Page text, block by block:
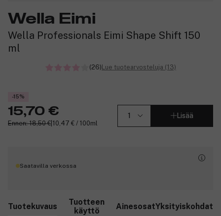
Wella Eimi
Wella Professionals Eimi Shape Shift 150
ml
(26) Lue tuotearvosteluja (13)
-15%
15,70 €
Ennen: 18,50 € 10,47 € / 100ml
Lisää
Saatavilla verkossa
Tuotekuvaus
Tuotteen
käyttö
AinesosatYksityiskohdat